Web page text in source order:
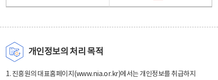
개인정보의 처리 목적
1. 진흥원의 대표홈페이지(www.nia.or.kr)에서는 개인정보를 취급하지